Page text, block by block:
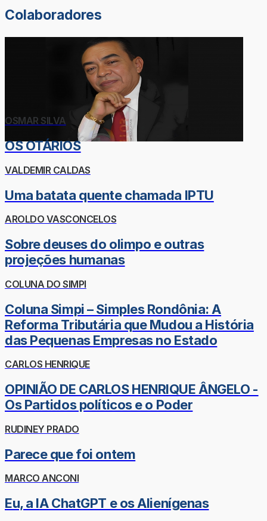
Colaboradores
OSMAR SILVA
OS OTÁRIOS
VALDEMIR CALDAS
Uma batata quente chamada IPTU
AROLDO VASCONCELOS
Sobre deuses do olimpo e outras
projeções humanas
COLUNA DO SIMPI
Coluna Simpi – Simples Rondônia: A
Reforma Tributária que Mudou a História
das Pequenas Empresas no Estado
CARLOS HENRIQUE
OPINIÃO DE CARLOS HENRIQUE ÂNGELO -
Os Partidos políticos e o Poder
RUDINEY PRADO
Parece que foi ontem
MARCO ANCONI
Eu, a IA ChatGPT e os Alienígenas